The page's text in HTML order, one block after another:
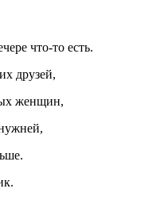
что-то есть.
друзей,
женщин,